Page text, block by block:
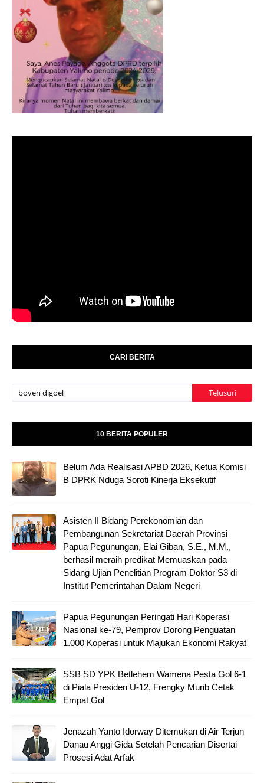
CARI BERITA
10 BERITA POPULER
Belum Ada Realisasi APBD 2026, Ketua Komisi
B DPRK Nduga Soroti Kinerja Eksekutif
Asisten II Bidang Perekonomian dan
Pembangunan Sekretariat Daerah Provinsi
Papua Pegunungan, Elai Giban, S.E., M.M.,
berhasil meraih predikat Memuaskan pada
Sidang Ujian Penelitian Program Doktor S3 di
Institut Pemerintahan Dalam Negeri
Papua Pegunungan Peringati Hari Koperasi
Nasional ke-79, Pemprov Dorong Penguatan
1.000 Koperasi untuk Majukan Ekonomi Rakyat
SSB SD YPK Betlehem Wamena Pesta Gol 6-1
di Piala Presiden U-12, Frengky Murib Cetak
Empat Gol
Jenazah Yanto Idorway Ditemukan di Air Terjun
Danau Anggi Gida Setelah Pencarian Disertai
Prosesi Adat Arfak